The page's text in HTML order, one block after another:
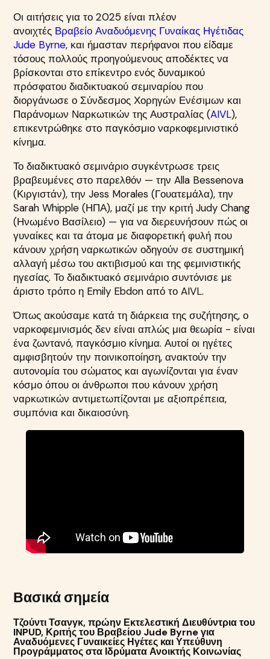
Οι αιτήσεις για το 2025 είναι πλέον
ανοιχτές Βραβείο Αναδυόμενης Γυναίκας Ηγέτιδας
Jude Byrne, και ήμασταν περήφανοι που είδαμε
τόσους πολλούς προηγούμενους αποδέκτες να
βρίσκονται στο επίκεντρο ενός δυναμικού
πρόσφατου διαδικτυακού σεμιναρίου που
διοργάνωσε ο Σύνδεσμος Χορηγών Ενέσιμων και
Παράνομων Ναρκωτικών της Αυστραλίας (AIVL),
επικεντρώθηκε στο παγκόσμιο ναρκοφεμινιστικό
κίνημα.
Το διαδικτυακό σεμινάριο συγκέντρωσε τρεις
βραβευμένες στο παρελθόν — την Alla Bessenova
(Κιργιστάν), την Jess Morales (Γουατεμάλα), την
Sarah Whipple (ΗΠΑ), μαζί με την κριτή Judy Chang
(Ηνωμένο Βασίλειο) — για να διερευνήσουν πώς οι
γυναίκες και τα άτομα με διαφορετική φυλή που
κάνουν χρήση ναρκωτικών οδηγούν σε συστημική
αλλαγή μέσω του ακτιβισμού και της φεμινιστικής
ηγεσίας. Το διαδικτυακό σεμινάριο συντόνισε με
άριστο τρόπο η Emily Ebdon από το AIVL.
Όπως ακούσαμε κατά τη διάρκεια της συζήτησης, ο
ναρκοφεμινισμός δεν είναι απλώς μια θεωρία - είναι
ένα ζωντανό, παγκόσμιο κίνημα. Αυτοί οι ηγέτες
αμφισβητούν την ποινικοποίηση, ανακτούν την
αυτονομία του σώματος και αγωνίζονται για έναν
κόσμο όπου οι άνθρωποι που κάνουν χρήση
ναρκωτικών αντιμετωπίζονται με αξιοπρέπεια,
συμπόνια και δικαιοσύνη.
Βασικά σημεία
Τζούντι Τσανγκ, πρώην Εκτελεστική Διευθύντρια του
INPUD, Κριτής του Βραβείου Jude Byrne για
Αναδυόμενες Γυναικείες Ηγέτες και Υπεύθυνη
Προγράμματος στα Ιδρύματα Ανοικτής Κοινωνίας